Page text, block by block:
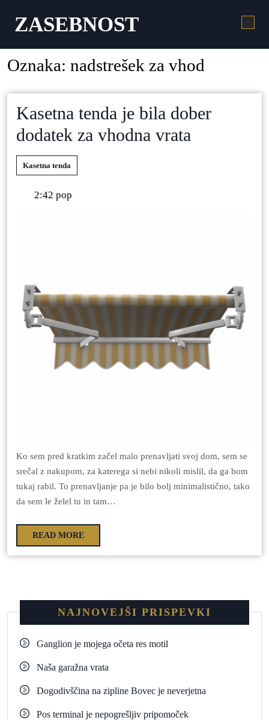
ZASEBNOST
Oznaka: nadstrešek za vhod
Kasetna tenda je bila dober
dodatek za vhodna vrata
Kasetna tenda
2:42 pop
Ko sem pred kratkim začel malo prenavljati svoj dom, sem se
srečal z nakupom, za katerega si nebi nikoli mislil, da ga bom
tukaj rabil. To prenavljanje pa je bilo bolj minimalistično, tako
da sem le želel tu in tam…
READ MORE
NAJNOVEJŠI PRISPEVKI
Ganglion je mojega očeta res motil
Naša garažna vrata
Dogodivščina na zipline Bovec je neverjetna
Pos terminal je nepogrešljiv pripomoček